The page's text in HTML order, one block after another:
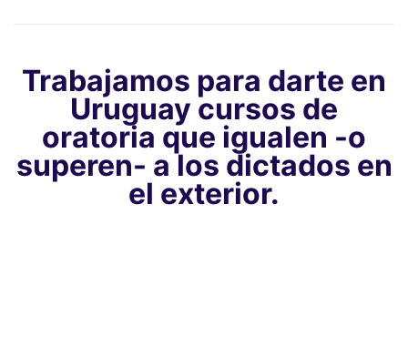
Trabajamos para darte en
Uruguay cursos de
oratoria que igualen -o
superen- a los dictados en
el exterior.